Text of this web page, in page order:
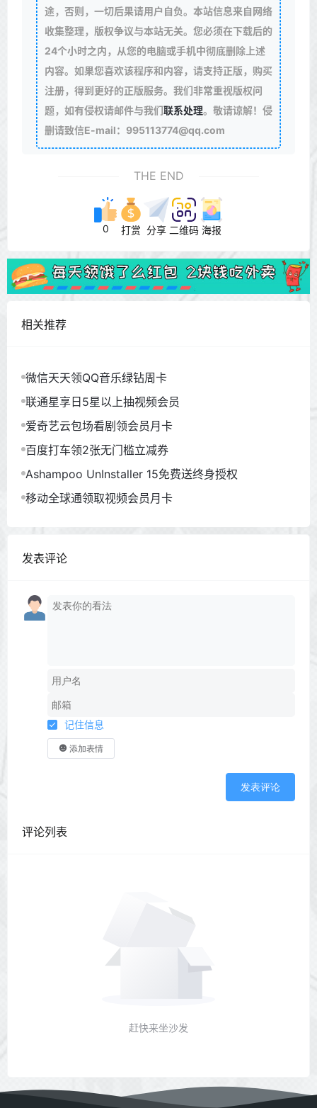
途，否则，一切后果请用户自负。本站信息来自网络
收集整理，版权争议与本站无关。您必须在下载后的
24个小时之内，从您的电脑或手机中彻底删除上述
内容。如果您喜欢该程序和内容，请支持正版，购买
注册，得到更好的正版服务。我们非常重视版权问
题，如有侵权请邮件与我们联系处理。敬请谅解！侵
删请致信E-mail：995113774@qq.com
THE END
0 打赏 分享 二维码 海报
相关推荐
微信天天领QQ音乐绿钻周卡
联通星享日5星以上抽视频会员
爱奇艺云包场看剧领会员月卡
百度打车领2张无门槛立减券
Ashampoo UnInstaller 15免费送终身授权
移动全球通领取视频会员月卡
发表评论
记住信息
添加表情
发表评论
评论列表
赶快来坐沙发